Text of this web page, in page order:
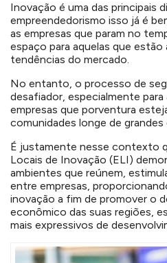
Inovação é uma das principais
empreendedorismo isso já é
as empresas que param no
espaço para aquelas que
tendências do mercado.
No entanto, o processo de
desafiador, especialmente para
empresas que porventura
comunidades longe de
É justamente nesse contexto
Locais de Inovação (ELI)
ambientes que reúnem,
entre empresas,
inovação a fim de promover o
econômico das suas regiões,
mais expressivos de